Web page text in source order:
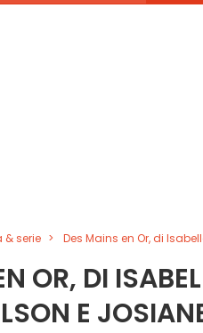
& serie Des Mains en Or, di
OR, DI
E